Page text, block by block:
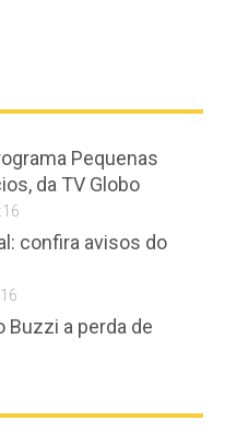
Pequenas
da TV Globo
confira avisos do
Buzzi a perda de